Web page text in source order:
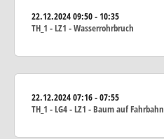
22.12.202409:50 - 10:35
TH_1 - LZ1 - Wasserrohrbruch
22.12.202407:16 - 07:55
TH_1 - LG4 - LZ1 - Baum auf Fahrbahn